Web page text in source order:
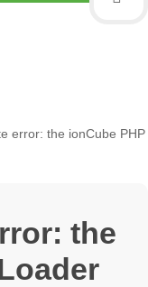
error: the ionCube PHP
the